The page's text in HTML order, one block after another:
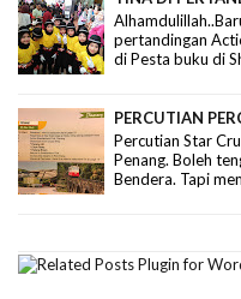
pertandingan
di Pesta buku di
PERCUTIAN
Percutian Star
Penang. Boleh
Bendera. Tapi